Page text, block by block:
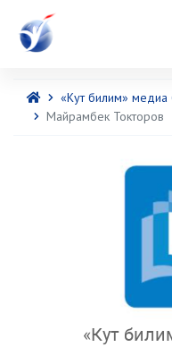
«Кут билим»
Майрамбек Токторов
«Кут